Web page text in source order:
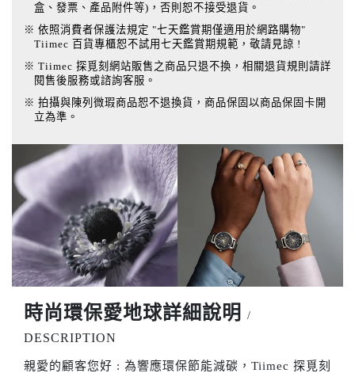
盒、發票、產品附件等)，否則恕不接受退貨。
※ 依照消費者保護法規定 "七天鑑賞期僅適用於網路購物"
Tiimec 百貨專櫃恕不試用七天鑑賞期規範，敬請見諒 !
※ Tiimec 探覓刻網站販售之商品只退不換，相關退貨規則請詳
閱售後服務或諮詢客服。
※ 拍攝與陳列微瑕商品恕不退換貨，商品保固以商品保固卡開
立為準。
時尚環保愛地球詳細說明 /
DESCRIPTION
親愛的顧客您好 : 為響應環保節能減碳，Tiimec 探覓刻